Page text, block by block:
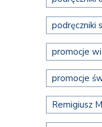
podręczniki
promocje
promocje
Remigiusz